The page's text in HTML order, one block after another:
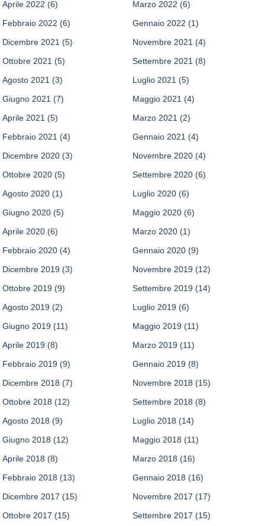
Aprile 2022 (6) Marzo 2022 (6)
Febbraio 2022 (6) Gennaio 2022 (1)
Dicembre 2021 (5) Novembre 2021 (4)
Ottobre 2021 (5) Settembre 2021 (8)
Agosto 2021 (3) Luglio 2021 (5)
Giugno 2021 (7) Maggio 2021 (4)
Aprile 2021 (5) Marzo 2021 (2)
Febbraio 2021 (4) Gennaio 2021 (4)
Dicembre 2020 (3) Novembre 2020 (4)
Ottobre 2020 (5) Settembre 2020 (6)
Agosto 2020 (1) Luglio 2020 (6)
Giugno 2020 (5) Maggio 2020 (6)
Aprile 2020 (6) Marzo 2020 (1)
Febbraio 2020 (4) Gennaio 2020 (9)
Dicembre 2019 (3) Novembre 2019 (12)
Ottobre 2019 (9) Settembre 2019 (14)
Agosto 2019 (2) Luglio 2019 (6)
Giugno 2019 (11) Maggio 2019 (11)
Aprile 2019 (8) Marzo 2019 (11)
Febbraio 2019 (9) Gennaio 2019 (8)
Dicembre 2018 (7) Novembre 2018 (15)
Ottobre 2018 (12) Settembre 2018 (8)
Agosto 2018 (9) Luglio 2018 (14)
Giugno 2018 (12) Maggio 2018 (11)
Aprile 2018 (8) Marzo 2018 (16)
Febbraio 2018 (13) Gennaio 2018 (16)
Dicembre 2017 (15) Novembre 2017 (17)
Ottobre 2017 (15) Settembre 2017 (15)